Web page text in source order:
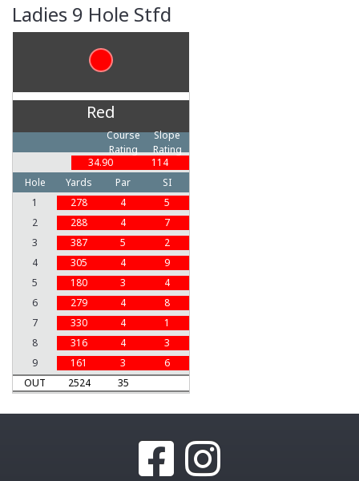
Ladies 9 Hole Stfd
Red
Course
Rating
Slope
Rating
34.90
114
Hole
Yards Par
SI
1
278 4
5
2
288 4
7
3
387 5
2
4
305 4
9
5
180 3
4
6
279 4
8
7
330 4
1
8
316 4
3
9
161 3
6
OUT
2524 35